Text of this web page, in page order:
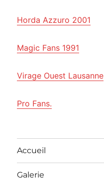
Horda Azzuro 2001
Magic Fans 1991
Virage Ouest Lausanne
Pro Fans.
Accueil
Galerie